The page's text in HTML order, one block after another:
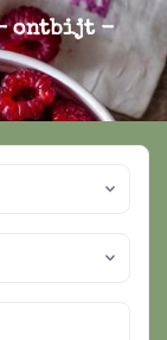
- ontbijt -